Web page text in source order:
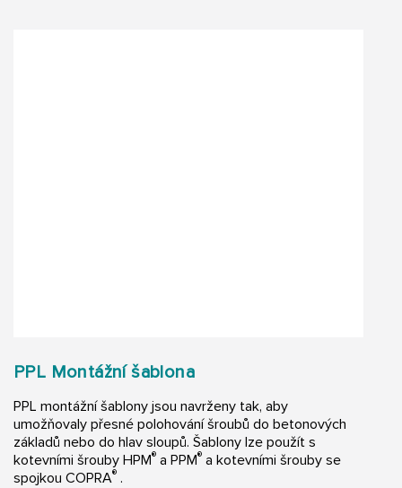
PPL Montážní šablona
PPL montážní šablony jsou navrženy tak, aby
umožňovaly přesné polohování šroubů do betonových
základů nebo do hlav sloupů. Šablony lze použít s
kotevními šrouby HPM® a PPM® a kotevními šrouby se
spojkou COPRA® .